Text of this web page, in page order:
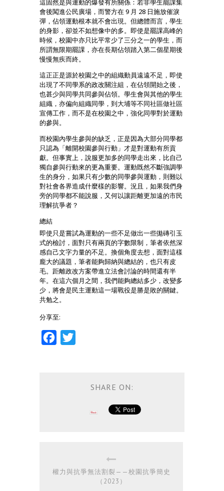
這固然是與運動的爆發有所關係：若非學生罷課集
會後闖進公民廣場，而警方在 9 月 28 日施放催淚
彈，佔領運動根本就不會出現。但總體而言，學生
的身影，卻並不如想像中的多。即使是罷課高峰的
時候，校園中亦只比平常少了三分之一的學生，而
所謂無限期罷課，亦在長期佔領踏入第二個星期後
慢慢無疾而終。
這正正是源於校園之中的組織動員遠遠不足，即使
出現了不同學系的政改關注組，在佔領開始之後，
也甚少與同學共同參與佔領。學生會與其他的學生
組織，亦偏向組織同學，到大埔等不同社區做社區
宣傳工作，而不是在校園之中，強化同學對於運動
的參與。
而校園內學生參與的缺乏，正是因為大部分同學都
只認為「離開校園參與行動」才是對運動有所貢
獻。但事實上，說服更加多的同學走出來，比自己
獨自參與行動來的更為重要。運動既然不斷強調學
生的身分，如果只有少數的同學參與運動，則難以
對社會各界造成什麼樣的影響。況且，如果我們身
旁的同學都不能說服，又何以讓距離更加遠的市民
理解抗爭者？
總結
即使只是嘗試為運動的一些不足做出一些拋磚引玉
式的檢討，面對只有兩頁的字數限制，筆者依然深
感自己文字力量的不足。換個角度去想，面對這樣
龐大的議題，筆者能夠歸納與總結的，也只有皮
毛。距離政改方案帶進立法會討論的時間還有半
年。在這六個月之間，我們能夠總結多少，改變多
少，將會是民主運動這一場戰役是勝是敗的關鍵。
共勉之。
分享至:
Facebook
SHARE ON:
權力與抗爭無法割裂——校園抗爭簡史
（2023）